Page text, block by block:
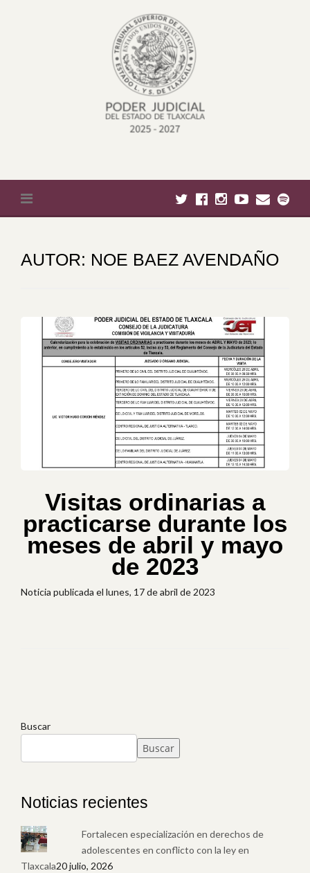
AUTOR: NOE BAEZ AVENDAÑO
Visitas ordinarias a
practicarse durante los
meses de abril y mayo
de 2023
Noticia publicada el lunes, 17 de abril de 2023
Buscar
Buscar
Noticias recientes
Fortalecen especialización en derechos de
adolescentes en conflicto con la ley en
Tlaxcala20 julio, 2026